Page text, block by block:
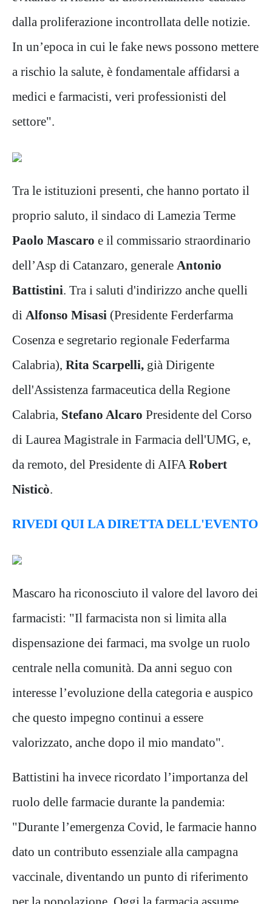
dalla proliferazione incontrollata delle notizie.
In un’epoca in cui le fake news possono mettere
a rischio la salute, è fondamentale affidarsi a
medici e farmacisti, veri professionisti del
settore".
Tra le istituzioni presenti, che hanno portato il
proprio saluto, il sindaco di Lamezia Terme
Paolo Mascaro e il commissario straordinario
dell’Asp di Catanzaro, generale Antonio
Battistini. Tra i saluti d'indirizzo anche quelli
di Alfonso Misasi (Presidente Ferderfarma
Cosenza e segretario regionale Federfarma
Calabria), Rita Scarpelli, già Dirigente
dell'Assistenza farmaceutica della Regione
Calabria, Stefano Alcaro Presidente del Corso
di Laurea Magistrale in Farmacia dell'UMG, e,
da remoto, del Presidente di AIFA Robert
Nisticò.
RIVEDI QUI LA DIRETTA DELL'EVENTO
Mascaro ha riconosciuto il valore del lavoro dei
farmacisti: "Il farmacista non si limita alla
dispensazione dei farmaci, ma svolge un ruolo
centrale nella comunità. Da anni seguo con
interesse l’evoluzione della categoria e auspico
che questo impegno continui a essere
valorizzato, anche dopo il mio mandato".
Battistini ha invece ricordato l’importanza del
ruolo delle farmacie durante la pandemia:
"Durante l’emergenza Covid, le farmacie hanno
dato un contributo essenziale alla campagna
vaccinale, diventando un punto di riferimento